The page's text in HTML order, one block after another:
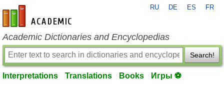
en-academic.com
RU DE ES FR
Academic Dictionaries and Encyclopedias
Search!
Interpretations Translations Books Игры ⚽